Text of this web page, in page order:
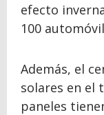
efecto
100
Además, el
solares en el
paneles